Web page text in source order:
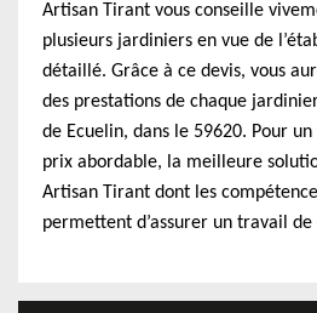
Artisan Tirant vous conseille
plusieurs jardiniers en vue de
détaillé. Grâce à ce devis, vous
des prestations de chaque
de Ecuelin, dans le 59620. Pour
prix abordable, la meilleure
Artisan Tirant dont les
permettent d’assurer un travail